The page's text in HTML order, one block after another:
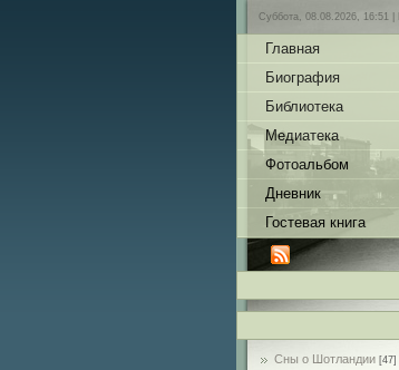
Суббота, 08.08.2026, 16:51 |
Главная
Биография
Библиотека
Медиатека
Фотоальбом
Дневник
Гостевая книга
Сны о Шотландии [47]